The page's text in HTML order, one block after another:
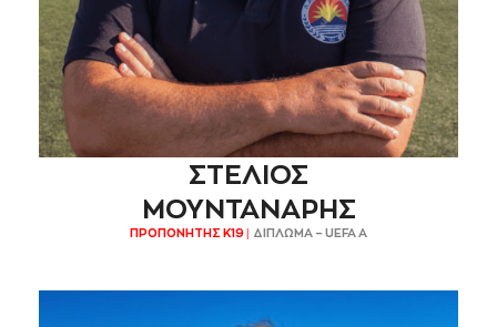
ΣΤΕΛΙΟΣ
ΜΟΥΝΤΑΝΑΡΗΣ
ΠΡΟΠΟΝΗΤΗΣ Κ19 | ΔΙΠΛΩΜΑ – UEFA Α